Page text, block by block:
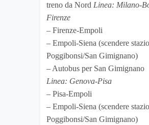
treno da Nord Linea: Milano-
Firenze
– Firenze-Empoli
– Empoli-Siena (scendere
Poggibonsi/San Gimignano)
– Autobus per San Gimignano
Linea: Genova-Pisa
– Pisa-Empoli
– Empoli-Siena (scendere
Poggibonsi/San Gimignano)